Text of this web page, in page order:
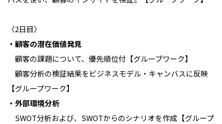
〈2日目〉
・顧客の潜在価値発見
顧客の課題について、優先順位付【グループワーク】
顧客分析の検証結果をビジネスモデル・キャンバスに反映
【グループワーク】
・外部環境分析
SWOT分析および、SWOTからのシナリオを作成【グループ